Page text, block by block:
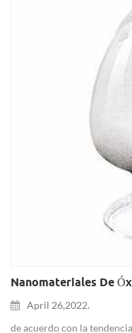
Nanomateriales De
April 26,2022.
de acuerdo con la